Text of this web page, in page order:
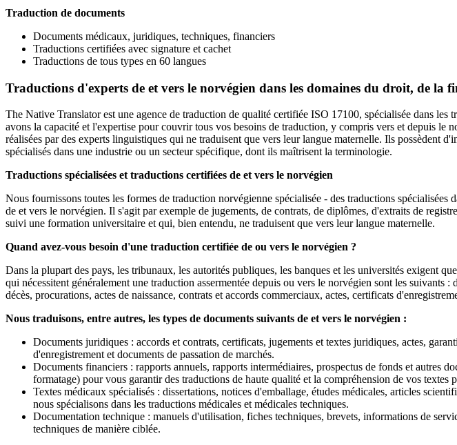
Traduction de documents
Documents médicaux, juridiques, techniques, financiers
Traductions certifiées avec signature et cachet
Traductions de tous types en 60 langues
Traductions d'experts de et vers le norvégien dans les domaines du droit, de la
The Native Translator est une agence de traduction de qualité certifiée ISO 17100, spécialisée dans
avons la capacité et l'expertise pour couvrir tous vos besoins de traduction, y compris vers et depuis le
réalisées par des experts linguistiques qui ne traduisent que vers leur langue maternelle. Ils possèdent
spécialisés dans une industrie ou un secteur spécifique, dont ils maîtrisent la terminologie.
Traductions spécialisées et traductions certifiées de et vers le norvégien
Nous fournissons toutes les formes de traduction norvégienne spécialisée - des traductions
de et vers le norvégien. Il s'agit par exemple de jugements, de contrats, de diplômes, d'extraits de
suivi une formation universitaire et qui, bien entendu, ne traduisent que vers leur langue maternelle.
Quand avez-vous besoin d'une traduction certifiée de ou vers le norvégien ?
Dans la plupart des pays, les tribunaux, les autorités publiques, les banques et les universités exigent
qui nécessitent généralement une traduction assermentée depuis ou vers le norvégien sont les
décès, procurations, actes de naissance, contrats et accords commerciaux, actes, certificats
Nous traduisons, entre autres, les types de documents suivants de et vers le norvégien :
Documents juridiques : accords et contrats, certificats, jugements et textes juridiques, actes,
d'enregistrement et documents de passation de marchés.
Documents financiers : rapports annuels, rapports intermédiaires, prospectus de fonds et autres
formatage) pour vous garantir des traductions de haute qualité et la compréhension de vos textes
Textes médicaux spécialisés : dissertations, notices d'emballage, études médicales, articles
nous spécialisons dans les traductions médicales et médicales techniques.
Documentation technique : manuels d'utilisation, fiches techniques, brevets, informations de
techniques de manière ciblée.